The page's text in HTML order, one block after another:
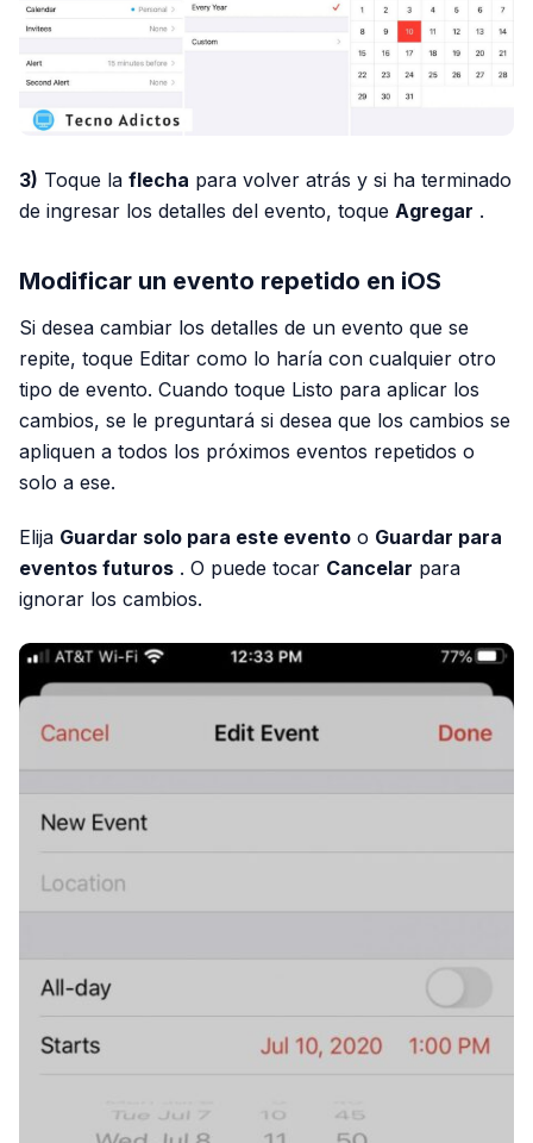
3) Toque la flecha para volver atrás y si ha terminado
de ingresar los detalles del evento, toque Agregar .
Modificar un evento repetido en iOS
Si desea cambiar los detalles de un evento que se
repite, toque Editar como lo haría con cualquier otro
tipo de evento. Cuando toque Listo para aplicar los
cambios, se le preguntará si desea que los cambios se
apliquen a todos los próximos eventos repetidos o
solo a ese.
Elija Guardar solo para este evento o Guardar para
eventos futuros . O puede tocar Cancelar para
ignorar los cambios.